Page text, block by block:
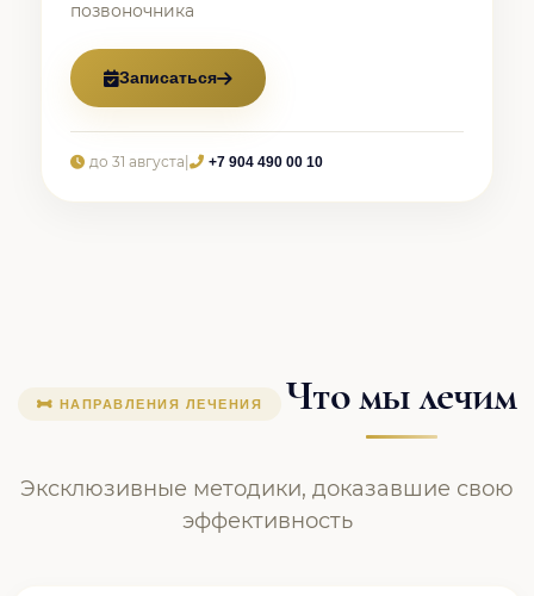
позвоночника
Записаться
до 31 августа +7 904 490 00 10
НАПРАВЛЕНИЯ ЛЕЧЕНИЯ Что мы лечим
Эксклюзивные методики, доказавшие свою
эффективность